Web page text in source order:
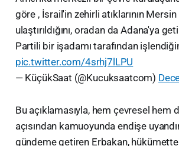
göre , İsrail'in zehirli atıklarının Mersin
ulaştırıldığını, oradan da Adana'ya
Partili bir işadamı tarafından
pic.twitter.com/4srhj7lLPU
— KüçükSaat (@Kucuksaatcom)
Bu açıklamasıyla, hem çevresel hem
açısından kamuoyunda endişe
gündeme getiren Erbakan,